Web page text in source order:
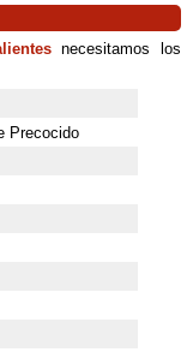
necesitamos los
Precocido